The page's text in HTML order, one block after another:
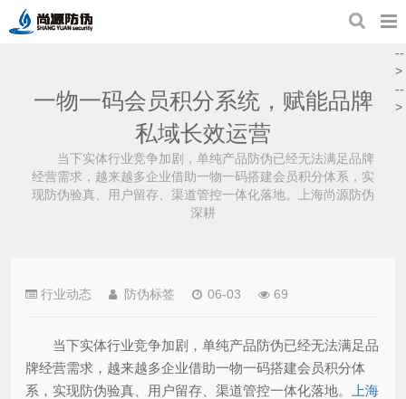
一物一码会员积分系统，赋能品牌
私域长效运营
当下实体行业竞争加剧，单纯产品防伪已经无法满足品牌
经营需求，越来越多企业借助一物一码搭建会员积分体系，实
现防伪验真、用户留存、渠道管控一体化落地。上海尚源防伪
深耕
行业动态 防伪标签 06-03 69
当下实体行业竞争加剧，单纯产品防伪已经无法满足品
牌经营需求，越来越多企业借助一物一码搭建会员积分体
系，实现防伪验真、用户留存、渠道管控一体化落地。
上海
--
>
--
>